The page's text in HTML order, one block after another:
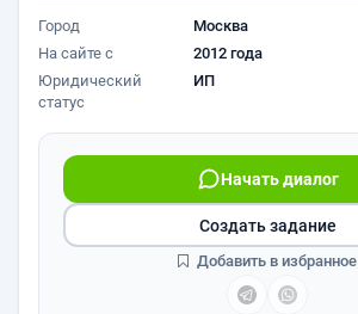
Город
Москва
На сайте с
2012 года
Юридический
статус
ИП
Начать диалог
Создать задание
Добавить в избранное